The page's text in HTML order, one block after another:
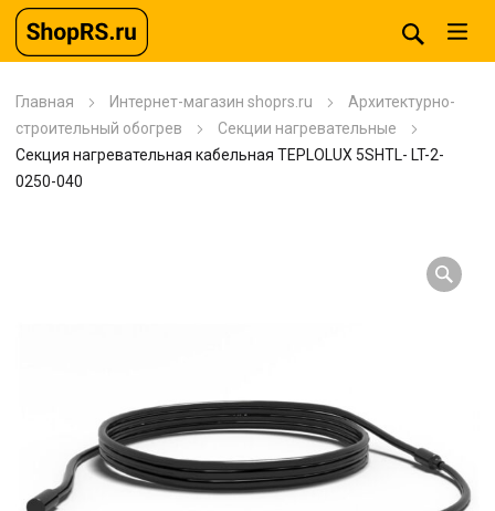
Главная Интернет-магазин shoprs.ru
Архитектурно-
строительный обогрев
Секции нагревательные
Секция нагревательная кабельная TEPLOLUX 5SHTL- LT-2-
0250-040